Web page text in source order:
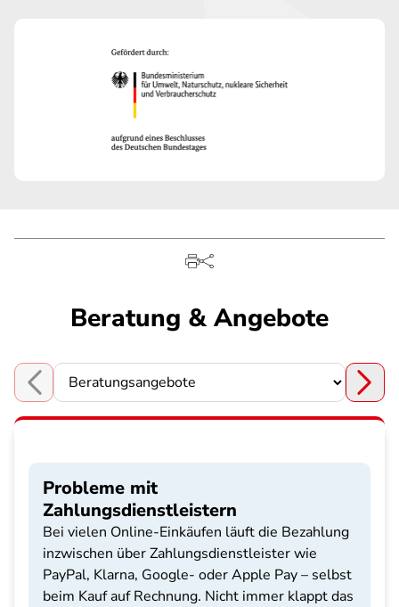
Beratung & Angebote
Choose a section
Probleme mit
Zahlungsdienstleistern
Bei vielen Online-Einkäufen läuft die Bezahlung
inzwischen über Zahlungsdienstleister wie
PayPal, Klarna, Google- oder Apple Pay – selbst
beim Kauf auf Rechnung. Nicht immer klappt das